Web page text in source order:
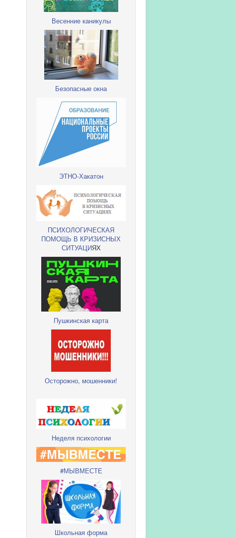
Весенние каникулы
Безопасные окна
ЭТНО-Хакатон
ПСИХОЛОГИЧЕСКАЯ
ПОМОЩЬ В КРИЗИСНЫХ
СИТУАЦИЯХ
Пушкинская карта
Осторожно, мошенники!
Неделя психологии
#МЫВМЕСТЕ
Школьная форма